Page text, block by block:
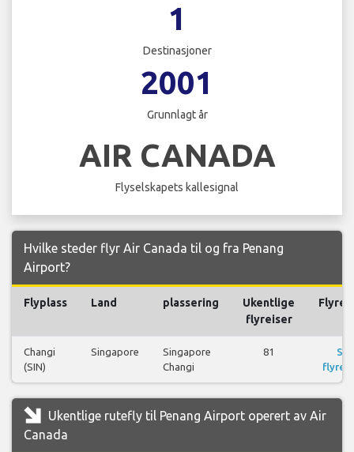
1
Destinasjoner
2001
Grunnlagt år
AIR CANADA
Flyselskapets kallesignal
Hvilke steder flyr Air Canada til og fra Penang
Airport?
Flyplass Land plassering
Ukentlige
flyreiser
Changi
(SIN)
Singapore
Singapore
Changi
81
Se
Ukentlige rutefly til Penang Airport operert av Air
Canada